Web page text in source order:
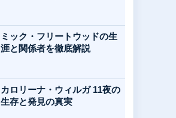
ミック・フリートウッドの生
涯と関係者を徹底解説
カロリーナ・ウィルガ 11夜の
生存と発見の真実